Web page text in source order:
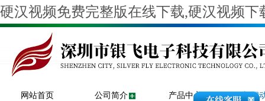
硬汉视频免费完整版在线下载,硬汉视频
网站首页 公司简介 产品中心 新闻